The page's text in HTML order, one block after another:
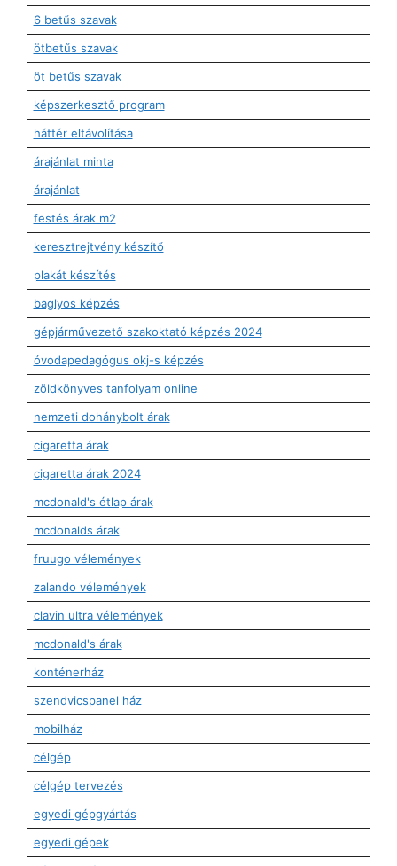
6 betűs szavak
ötbetűs szavak
öt betűs szavak
képszerkesztő program
háttér eltávolítása
árajánlat minta
árajánlat
festés árak m2
keresztrejtvény készítő
plakát készítés
baglyos képzés
gépjárművezető szakoktató képzés 2024
óvodapedagógus okj-s képzés
zöldkönyves tanfolyam online
nemzeti dohánybolt árak
cigaretta árak
cigaretta árak 2024
mcdonald's étlap árak
mcdonalds árak
fruugo vélemények
zalando vélemények
clavin ultra vélemények
mcdonald's árak
konténerház
szendvicspanel ház
mobilház
célgép
célgép tervezés
egyedi gépgyártás
egyedi gépek